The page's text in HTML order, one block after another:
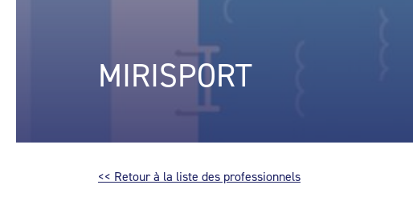
MIRISPORT
<< Retour à la liste des professionnels